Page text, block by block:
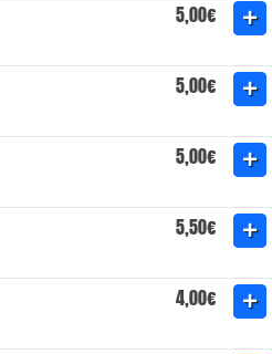
5,00€
5,00€
5,00€
5,50€
4,00€